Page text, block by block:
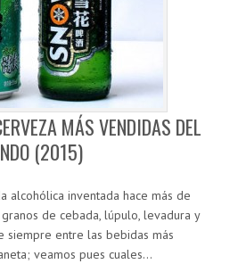
MÁS VENDIDAS DEL
(2015)
alcohólica inventada hace más de
de cebada, lúpulo, levadura y
siempre entre las bebidas más
veamos pues cuales…